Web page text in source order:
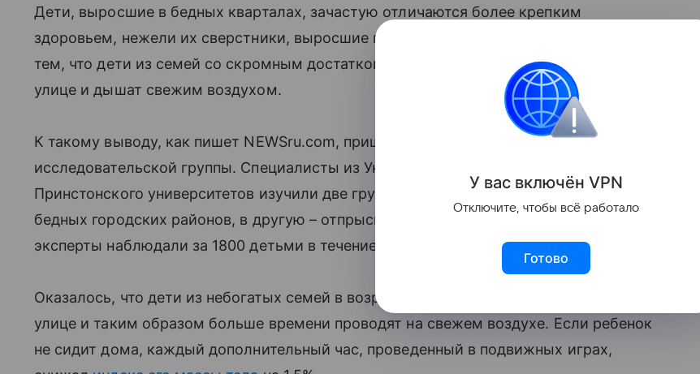
Дети, выросшие в бедных кварталах, зачастую отличаются более крепким
здоровьем, нежели их сверстники, выросшие в состоятельных семьях. Это связано с
тем, что дети из семей со скромным достатком основную часть времени проводят на
улице и дышат свежим воздухом.
К такому выводу, как пишет NEWSru.com, пришли ученые из международной
исследовательской группы. Специалисты из Университета Райса, Колумбийского и
Принстонского университетов изучили две группы детей. В одну входили дети из
бедных городских районов, в другую – отпрыски состоятельных семей. Всего
эксперты наблюдали за 1800 детьми в течение двух лет.
Оказалось, что дети из небогатых семей в возрасте от 5 лет на 13% больше играют на
улице и таким образом больше времени проводят на свежем воздухе. Если ребенок
не сидит дома, каждый дополнительный час, проведенный в подвижных играх,
У вас включён VPN
Отключите, чтобы всё работало
Готово